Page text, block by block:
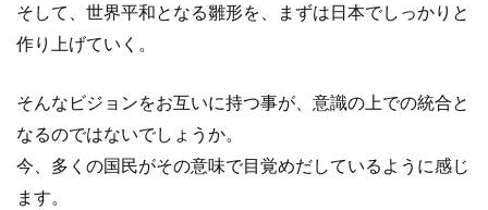
そして、世界平和となる雛形を、まずは日本でしっかりと
作り上げていく。
そんなビジョンをお互いに持つ事が、意識の上での統合と
なるのではないでしょうか。
今、多くの国民がその意味で目覚めだしているように感じ
ます。